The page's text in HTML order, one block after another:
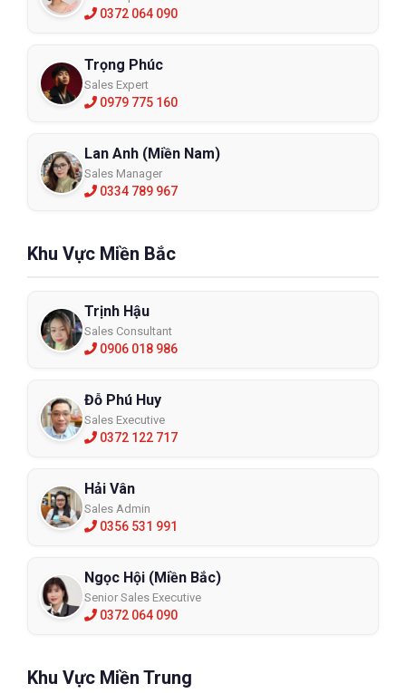
0372 064 090
Trọng Phúc
Sales Expert
0979 775 160
Lan Anh (Miền Nam)
Sales Manager
0334 789 967
Khu Vực Miền Bắc
Trịnh Hậu
Sales Consultant
0906 018 986
Đỗ Phú Huy
Sales Executive
0372 122 717
Hải Vân
Sales Admin
0356 531 991
Ngọc Hội (Miền Bắc)
Senior Sales Executive
0372 064 090
Khu Vực Miền Trung